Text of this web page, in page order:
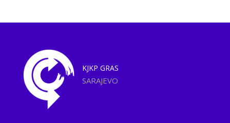
KJKP GRAS
SARAJEVO